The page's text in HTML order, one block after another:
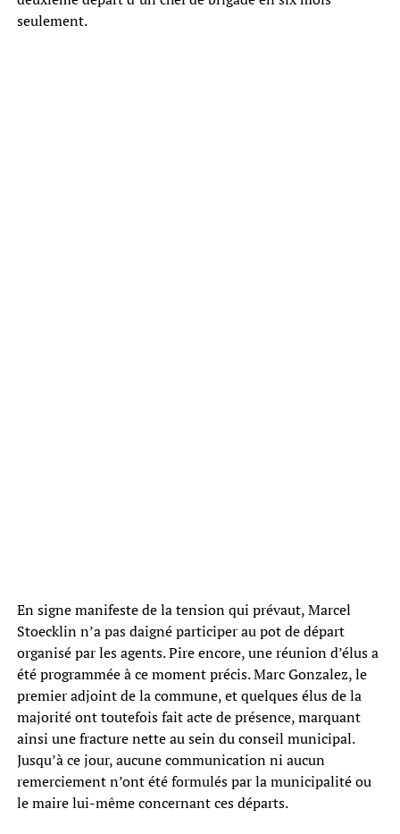
seulement.
En signe manifeste de la tension qui prévaut, Marcel
Stoecklin n’a pas daigné participer au pot de départ
organisé par les agents. Pire encore, une réunion d’élus a
été programmée à ce moment précis. Marc Gonzalez, le
premier adjoint de la commune, et quelques élus de la
majorité ont toutefois fait acte de présence, marquant
ainsi une fracture nette au sein du conseil municipal.
Jusqu’à ce jour, aucune communication ni aucun
remerciement n’ont été formulés par la municipalité ou
le maire lui-même concernant ces départs.